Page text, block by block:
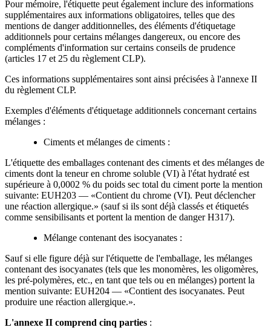
Pour mémoire, l'étiquette peut également inclure des informations
supplémentaires aux informations obligatoires, telles que des
mentions de danger additionnelles, des éléments d'étiquetage
additionnels pour certains mélanges dangereux, ou encore des
compléments d'information sur certains conseils de prudence
(articles 17 et 25 du règlement CLP).
Ces informations supplémentaires sont ainsi précisées à l'annexe II
du règlement CLP.
Exemples d'éléments d'étiquetage additionnels concernant certains
mélanges :
Ciments et mélanges de ciments :
L'étiquette des emballages contenant des ciments et des mélanges de
ciments dont la teneur en chrome soluble (VI) à l'état hydraté est
supérieure à 0,0002 % du poids sec total du ciment porte la mention
suivante: EUH203 — «Contient du chrome (VI). Peut déclencher
une réaction allergique.» (sauf si ils sont déjà classés et étiquetés
comme sensibilisants et portent la mention de danger H317).
Mélange contenant des isocyanates :
Sauf si elle figure déjà sur l'étiquette de l'emballage, les mélanges
contenant des isocyanates (tels que les monomères, les oligomères,
les pré-polymères, etc., en tant que tels ou en mélanges) portent la
mention suivante: EUH204 — «Contient des isocyanates. Peut
produire une réaction allergique.».
L'annexe II comprend cinq parties :